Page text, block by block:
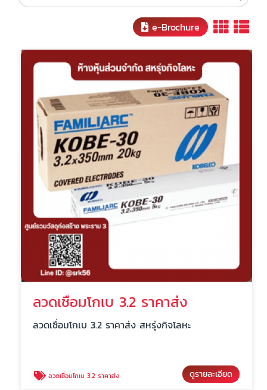
e-Brochure
ลวดเชื่อมโกเบ 3.2 ราคาส่ง
ลวดเชื่อมโกเบ 3.2 ราคาส่ง สหรุ่งกิจโลหะ
ลวดเชื่อมโกเบ 3.2 ราคาส่ง ดูรายละเอียด